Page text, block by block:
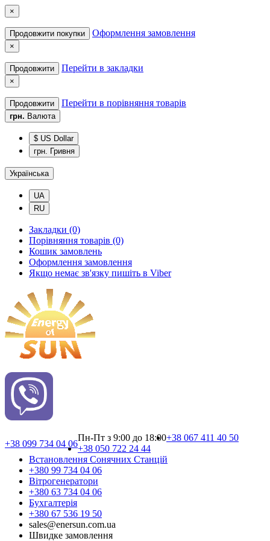
×
Продовжити покупки Оформлення замовлення
×
Продовжити Перейти в закладки
×
Продовжити Перейти в порівняння товарів
грн. Валюта
$ US Dollar
грн. Гривня
Українська
UA
RU
Закладки (0)
Порівняння товарів (0)
Кошик замовлень
Оформлення замовлення
Якщо немає зв'язку пишіть в Viber
+38 099 734 04 06
Пн-Пт з 9:00 до 18:00+38 067 411 40 50
+38 050 722 24 44
Встановлення Сонячних Cтанцій
+380 99 734 04 06
Вітрогенератори
+380 63 734 04 06
Бухгалтерія
+380 67 536 19 50
sales@enersun.com.ua
Швидке замовлення